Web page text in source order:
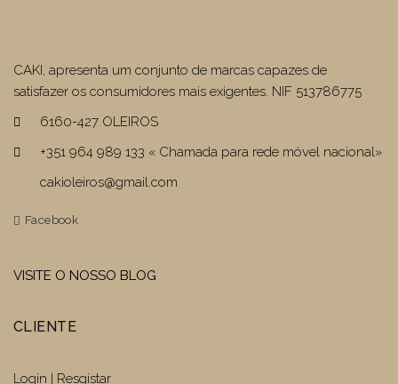
CAKI, apresenta um conjunto de marcas capazes de
satisfazer os consumidores mais exigentes. NIF 513786775
6160-427 OLEIROS
+351 964 989 133 « Chamada para rede móvel nacional»
cakioleiros@gmail.com
Facebook
VISITE O NOSSO BLOG
CLIENTE
Login | Resgistar